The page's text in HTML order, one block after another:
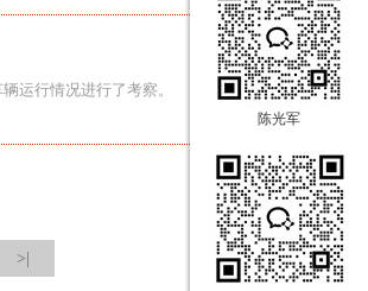
运行情况进行了考察。
>|
陈光军